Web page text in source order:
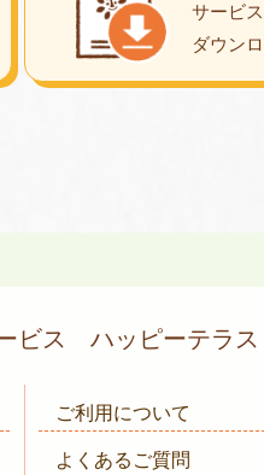
サービ
ダウン
ビス ハッピーテラス
ご利用について
よくあるご質問